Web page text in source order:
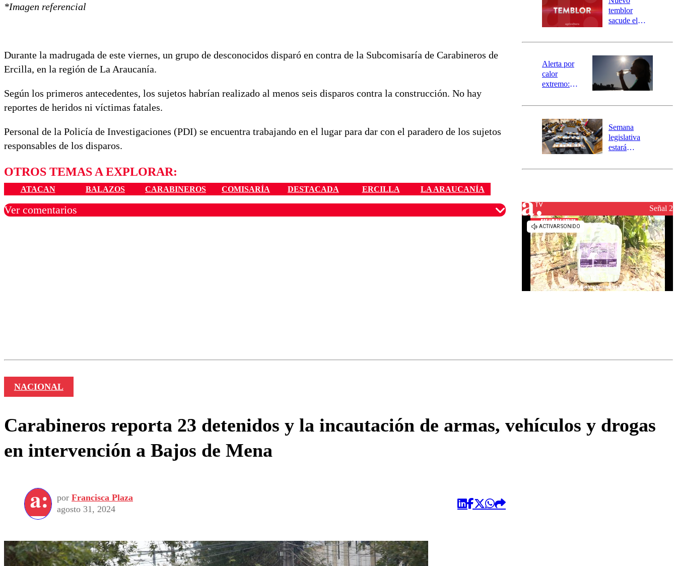
*Imagen referencial
Durante la madrugada de este viernes, un grupo de desconocidos disparó en contra de la Subcomisaría de Carabineros de
Ercilla, en la región de La Araucanía.
Según los primeros antecedentes, los sujetos habrían realizado al menos seis disparos contra la construcción. No hay
reportes de heridos ni víctimas fatales.
Personal de la Policía de Investigaciones (PDI) se encuentra trabajando en el lugar para dar con el paradero de los sujetos
responsables de los disparos.
OTROS TEMAS A EXPLORAR:
ATACAN BALAZOS CARABINEROS COMISARÍA DESTACADA ERCILLA LA ARAUCANÍA
Ver comentarios
activa
mensajería
SAE
temblor
sacude el
revisa la
epicentro
Alerta por
calor
extremo:
activa Alerta
Preventiva en
tres comunas
Semana
legislativa
estará
el fin de la
reconstrucciónSeñal 2
NACIONAL
Carabineros reporta 23 detenidos y la incautación de armas, vehículos y drogas
en intervención a Bajos de Mena
por Francisca Plaza
agosto 31, 2024